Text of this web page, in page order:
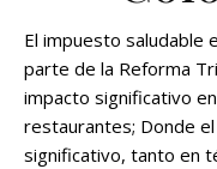
El impuesto saludable
parte de la Reforma
impacto significativo
restaurantes; Donde
significativo, tanto en